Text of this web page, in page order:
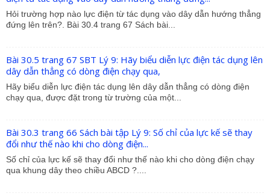
Hỏi trường hợp nào lực điện từ tác dụng vào dây dẫn hướng thẳng
đứng lên trên?. Bài 30.4 trang 67 Sách bài...
Bài 30.5 trang 67 SBT Lý 9: Hãy biểu diễn lực điện tác dụng lên
dây dẫn thẳng có dòng điện chạy qua,
Hãy biểu diễn lực điện tác dụng lên dây dẫn thẳng có dòng điện
chạy qua, được đặt trong từ trường của một...
Bài 30.3 trang 66 Sách bài tập Lý 9: Số chỉ của lực kế sẽ thay
đổi như thế nào khi cho dòng điện...
Số chỉ của lực kế sẽ thay đổi như thế nào khi cho dòng điện chạy
qua khung dây theo chiều ABCD ?....